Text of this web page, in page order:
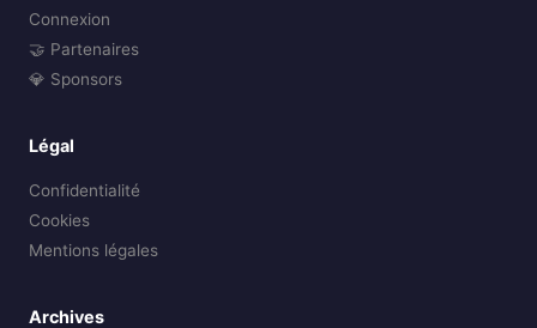
Connexion
🤝 Partenaires
💎 Sponsors
Légal
Confidentialité
Cookies
Mentions légales
Archives